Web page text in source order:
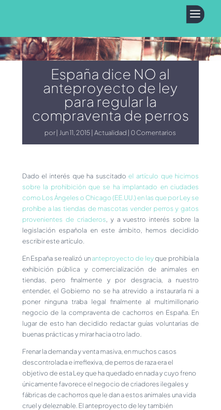
a
España dice NO al
anteproyecto de ley
para regular la
compraventa de perros
por Jun 11, 2015 Actualidad 0 Comentarios
Dado el interés que ha suscitado el artículo que hicimos
sobre la prohibición que se ha implantado en ciudades
como Los Ángeles o Chicago (EE.UU.) en las que por Ley se
prohíbe a las tiendas de mascotas vender perros y gatos
provenientes de criaderos, y a vuestro interés sobre la
legislación española en este ámbito, hemos decidido
escribir este artículo.
En España se realizó unanteproyecto de leyque prohibía la
exhibición pública y comercialización de animales en
tiendas, pero finalmente y por desgracia, a nuestro
entender, el Gobierno no se ha atrevido a instaurarla ni a
poner ninguna traba legal finalmente al multimillonario
negocio de la compraventa de cachorros en España. En
lugar de esto han decidido redactar guías voluntarias de
buenas prácticas y mirar hacia otro lado.
Frenar la demanda y venta masiva, en muchos casos
descontrolada e irreflexiva, de perros de raza era el
objetivo de esta Ley que ha quedado en nada y cuyo freno
únicamente favorece el negocio de criadores ilegales y
fábricas de cachorros que le dan a estos animales una vida
cruel y deleznable. El anteproyecto de ley también